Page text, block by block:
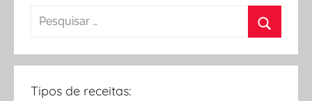
Pesquisar
Tipos de receitas: